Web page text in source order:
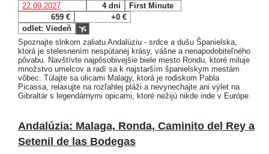
22.09.2027
4 dni
First Minute
659 €
+0 €
odlet: Viedeň
Spoznajte slnkom zaliatu Andalúziu - srdce a dušu Španielska,
ktorá je stelesnením nespútanej krásy, vášne a nenapodobiteľného
pôvabu. Navštívte najpôsobivejšie biele mesto Rondu, ktoré miluje
množstvo umelcov a radí sa k najstarším španielskym mestám
vôbec. Túlajte sa ulicami Malagy, ktorá je rodiskom Pabla
Picassa, relaxujte na rozľahlej pláži a nevynechajte ani výlet na
Gibraltár s legendárnymi opicami, ktoré nežijú nikde inde v Európe.
Andalúzia: Malaga, Ronda, Caminito del Rey a
Setenil de las Bodegas